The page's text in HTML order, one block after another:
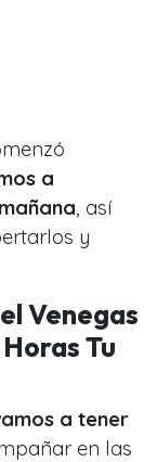
a
, así
y
Venegas
Tu
a tener
en las